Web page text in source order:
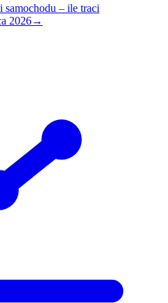
– ile traci
2026→